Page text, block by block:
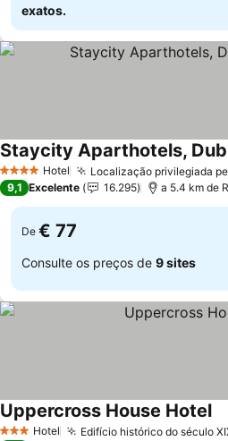
exatos.
4 EstrelasHotel Localização privilegiada
Staycity Aparthotels,
9,1 Excelente 16.295 a 5.4 km de
De € 77
Consulte os preços de 9 sites
3 EstrelasHotel Edifício histórico do século
Uppercross House Hotel